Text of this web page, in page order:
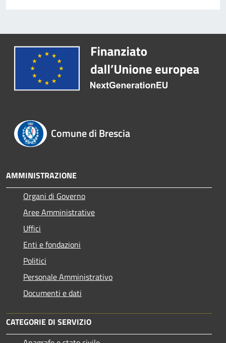
Comune di Brescia
AMMINISTRAZIONE
Organi di Governo
Aree Amministrative
Uffici
Enti e fondazioni
Politici
Personale Amministrativo
Documenti e dati
CATEGORIE DI SERVIZIO